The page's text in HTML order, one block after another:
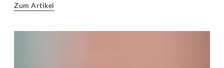
Zum Artikel